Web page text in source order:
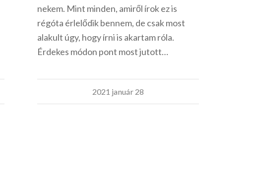
nekem. Mint minden, amiről írok ez is
régóta érlelődik bennem, de csak most
alakult úgy, hogy írni is akartam róla.
Érdekes módon pont most jutott…
2021 január 28